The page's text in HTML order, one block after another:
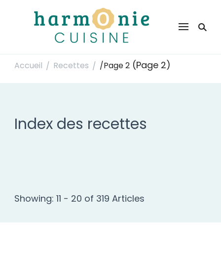
Harmonie Cuisine
Accueil / Recettes / /Page 2 (Page 2)
Index des recettes
Showing: 11 - 20 of 319 Articles